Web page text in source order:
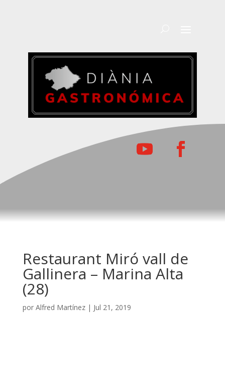
Restaurant Miró vall de
Gallinera – Marina Alta
(28)
por Alfred Martínez| Jul 21, 2019